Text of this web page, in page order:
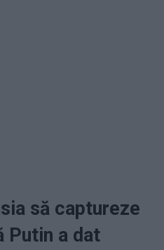
să captureze
Putin a dat